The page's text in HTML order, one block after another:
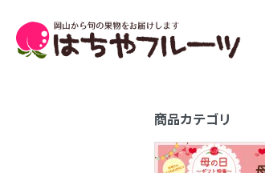
商品カテゴリ